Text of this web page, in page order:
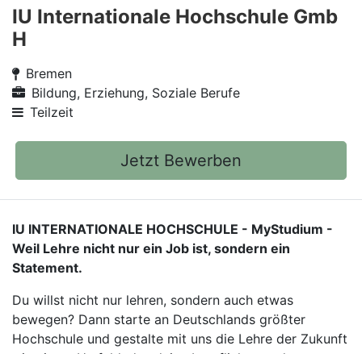
IU Internationale Hochschule Gmb
H
Bremen
Bildung, Erziehung, Soziale Berufe
Teilzeit
Jetzt Bewerben
IU INTERNATIONALE HOCHSCHULE - MyStudium -
Weil Lehre nicht nur ein Job ist, sondern ein
Statement.
Du willst nicht nur lehren, sondern auch etwas
bewegen? Dann starte an Deutschlands größter
Hochschule und gestalte mit uns die Lehre der Zukunft